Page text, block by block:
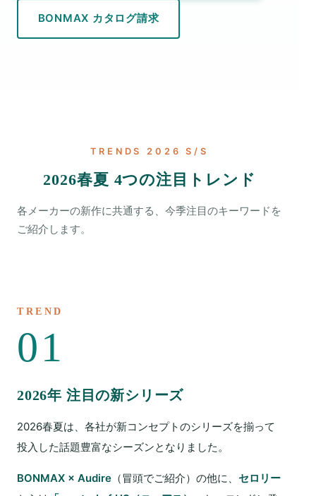
BONMAX カタログ請求
TRENDS 2026 S/S
2026春夏 4つの注目トレンド
各メーカーの新作に共通する、今季注目のキーワードを
ご紹介します。
TREND
01
2026年 注目の新シリーズ
2026春夏は、各社が新コンセプトのシリーズを揃って
投入した話題豊富なシーズンとなりました。
BONMAX × Audire （冒頭でご紹介）の他に、 セロリー